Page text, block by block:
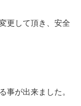
更して頂き、安全
事が出来ました。